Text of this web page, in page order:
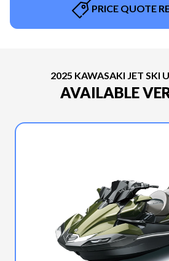
PRICE QUOTE
2025 KAWASAKI JET SKI
AVAILABLE